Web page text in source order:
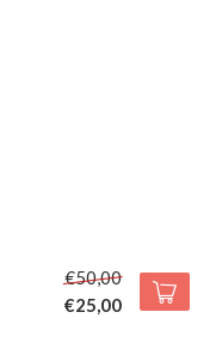
€50,00
€25,00